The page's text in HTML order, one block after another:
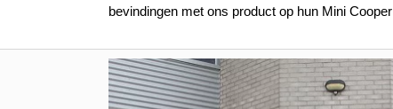
bevindingen met ons product op hun Mini